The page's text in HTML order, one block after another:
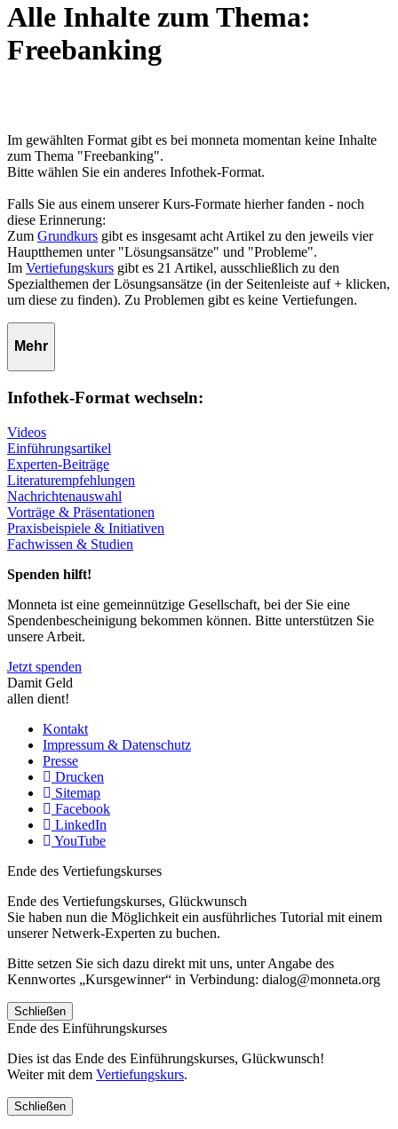
Alle Inhalte zum Thema:
Freebanking
Im gewählten Format gibt es bei monneta momentan keine Inhalte
zum Thema "Freebanking".
Bitte wählen Sie ein anderes Infothek-Format.
Falls Sie aus einem unserer Kurs-Formate hierher fanden - noch
diese Erinnerung:
Zum Grundkurs gibt es insgesamt acht Artikel zu den jeweils vier
Hauptthemen unter "Lösungsansätze" und "Probleme".
Im Vertiefungskurs gibt es 21 Artikel, ausschließlich zu den
Spezialthemen der Lösungsansätze (in der Seitenleiste auf + klicken,
um diese zu finden). Zu Problemen gibt es keine Vertiefungen.
Mehr
Infothek-Format wechseln:
Videos
Einführungsartikel
Experten-Beiträge
Literaturempfehlungen
Nachrichtenauswahl
Vorträge & Präsentationen
Praxisbeispiele & Initiativen
Fachwissen & Studien
Spenden hilft!
Monneta ist eine gemeinnützige Gesellschaft, bei der Sie eine
Spendenbescheinigung bekommen können. Bitte unterstützen Sie
unsere Arbeit.
Jetzt spenden
Damit Geld
allen dient!
Kontakt
Impressum & Datenschutz
Presse
Drucken
Sitemap
Facebook
LinkedIn
YouTube
Ende des Vertiefungskurses
Ende des Vertiefungskurses, Glückwunsch
Sie haben nun die Möglichkeit ein ausführliches Tutorial mit einem
unserer Netwerk-Experten zu buchen.
Bitte setzen Sie sich dazu direkt mit uns, unter Angabe des
Kennwortes „Kursgewinner“ in Verbindung: dialog@monneta.org
Schließen
Ende des Einführungskurses
Dies ist das Ende des Einführungskurses, Glückwunsch!
Weiter mit dem Vertiefungskurs.
Schließen